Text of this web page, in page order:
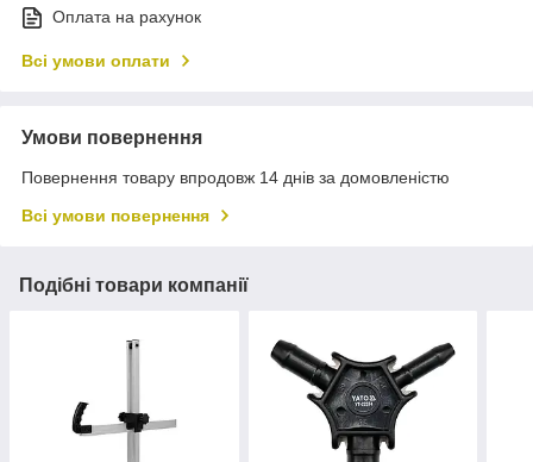
Оплата на рахунок
Всі умови оплати
Умови повернення
Повернення товару впродовж 14 днів за домовленістю
Всі умови повернення
Подібні товари компанії